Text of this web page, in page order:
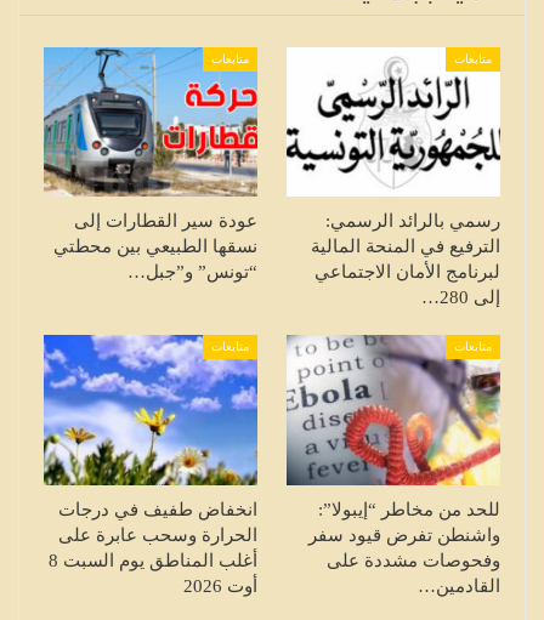
متابعات
رسمي بالرائد الرسمي:
الترفيع في المنحة المالية
لبرنامج الأمان الاجتماعي
إلى 280…
متابعات
عودة سير القطارات إلى
نسقها الطبيعي بين محطتي
“تونس” و”جبل…
متابعات
للحد من مخاطر “إيبولا”:
واشنطن تفرض قيود سفر
وفحوصات مشددة على
القادمين…
متابعات
انخفاض طفيف في درجات
الحرارة وسحب عابرة على
أغلب المناطق يوم السبت 8
أوت 2026